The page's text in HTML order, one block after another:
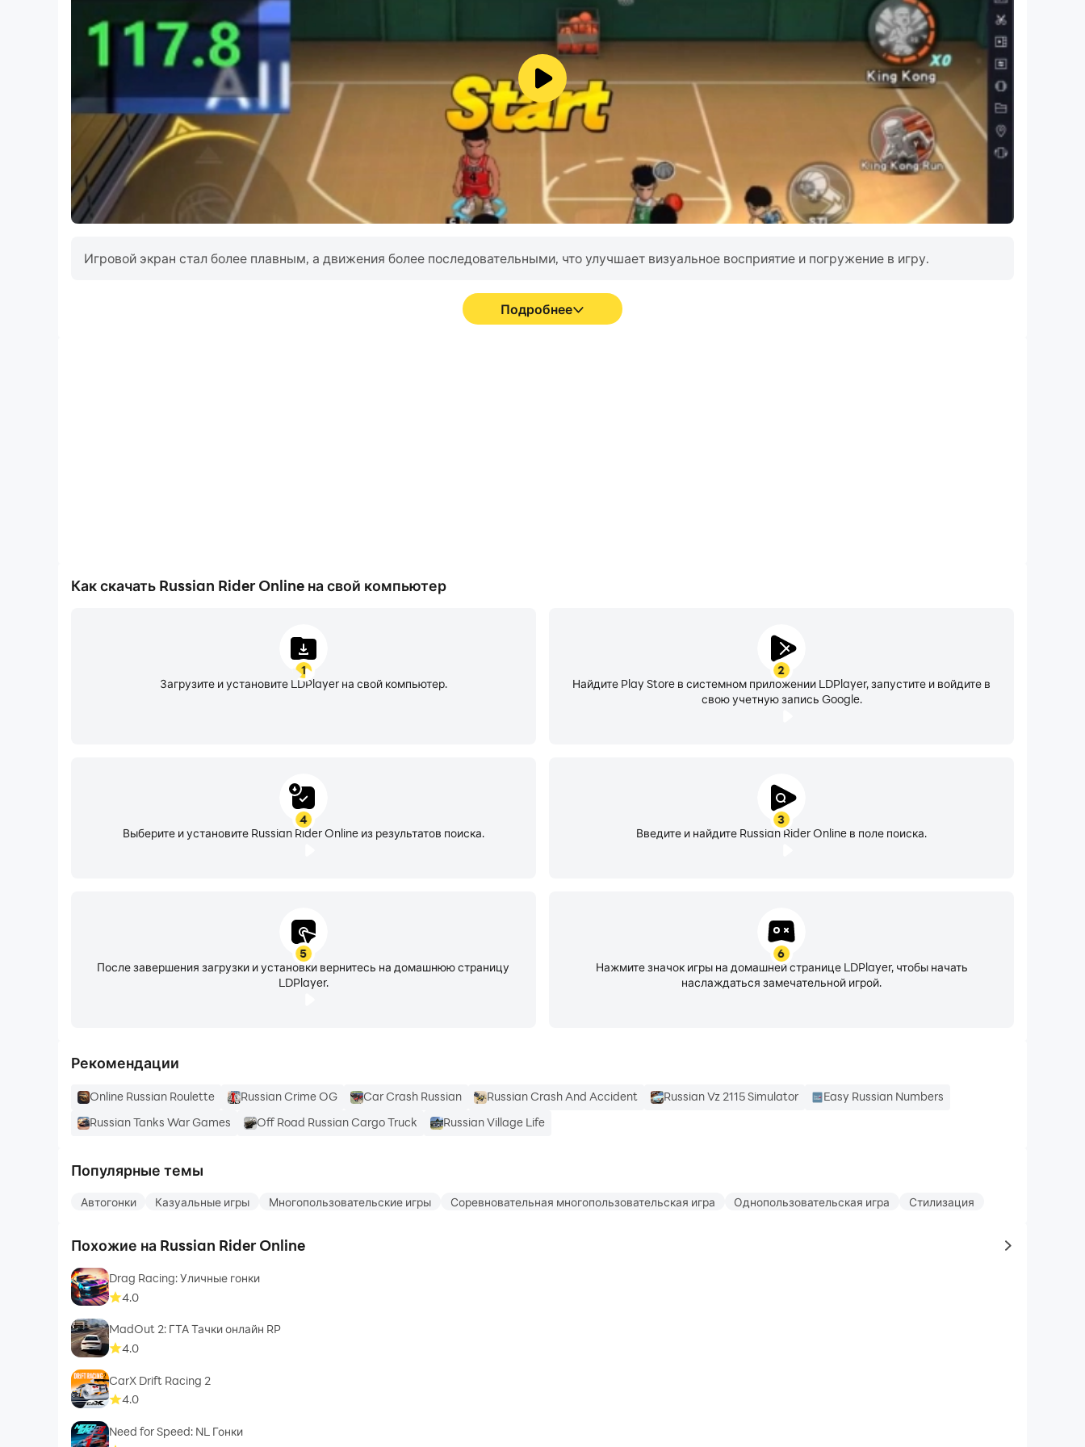
Игровой экран стал более плавным, а движения более последовательными, что улучшает визуальное восприятие и погружение в игру.
Подробнее
Как скачать Russian Rider Online на свой компьютер
1
Загрузите и установите LDPlayer на свой компьютер.
2
Найдите Play Store в системном приложении LDPlayer, запустите и войдите в
свою учетную запись Google.
3
Введите и найдите Russian Rider Online в поле поиска.
4
Выберите и установите Russian Rider Online из результатов поиска.
5
После завершения загрузки и установки вернитесь на домашнюю страницу
LDPlayer.
6
Нажмите значок игры на домашней странице LDPlayer, чтобы начать
наслаждаться замечательной игрой.
Рекомендации
Online Russian Roulette Russian Crime OG Car Crash Russian Russian Crash And Accident Russian Vz 2115 Simulator
Easy Russian Numbers
Russian Tanks War Games
Off Road Russian Cargo Truck Russian Village Life
Популярные темы
Автогонки Казуальные игры Многопользовательские игры Соревновательная многопользовательская игра Однопользовательская игра Стилизация
Похожие на Russian Rider Online to same
Drag Racing: Уличные гонки
4.0
MadOut 2: ГТА Тачки онлайн RP
4.0
CarX Drift Racing 2
4.0
Need for Speed: NL Гонки